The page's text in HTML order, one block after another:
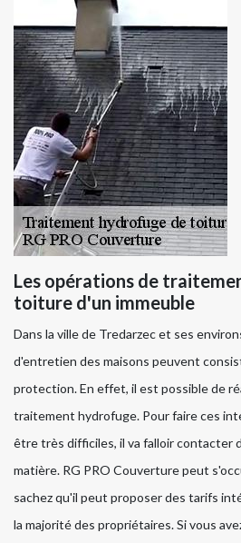
Les opérations de
toiture d'un immeuble
Dans la ville de Tredarzec et ses
d'entretien des maisons peuvent
protection. En effet, il est possible de
traitement hydrofuge. Pour faire ces
être très difficiles, il va falloir contacter
matière. RG PRO Couverture peut
sachez qu'il peut proposer des tarifs
la majorité des propriétaires. Si vous